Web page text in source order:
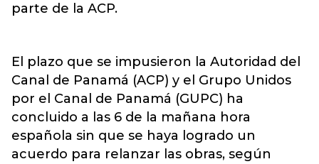
parte de la ACP.
El plazo que se impusieron la Autoridad del
Canal de Panamá (ACP) y el Grupo Unidos
por el Canal de Panamá (GUPC) ha
concluido a las 6 de la mañana hora
española sin que se haya logrado un
acuerdo para relanzar las obras, según